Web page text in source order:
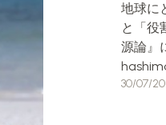
地球に
と「役
源論』
30/07/